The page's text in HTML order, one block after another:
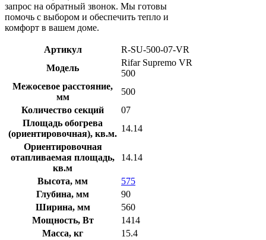
запрос на обратный звонок. Мы готовы
помочь с выбором и обеспечить тепло и
комфорт в вашем доме.
Артикул
R-SU-500-07-VR
Модель
Rifar Supremo VR
500
Межосевое расстояние,
мм
500
Количество секций
07
Площадь обогрева
(ориентировочная), кв.м.
14.14
Ориентировочная
отапливаемая площадь,
кв.м
14.14
Высота, мм
575
Глубина, мм
90
Ширина, мм
560
Мощность, Вт
1414
Масса, кг
15.4